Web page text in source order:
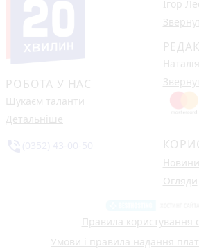
РОБОТА У НАС
Шукаєм таланти
Детальніше
Ігор
Огляди
Правила користування
Умови і правила надання